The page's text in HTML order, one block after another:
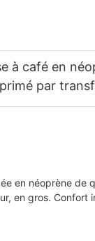
à café en
par